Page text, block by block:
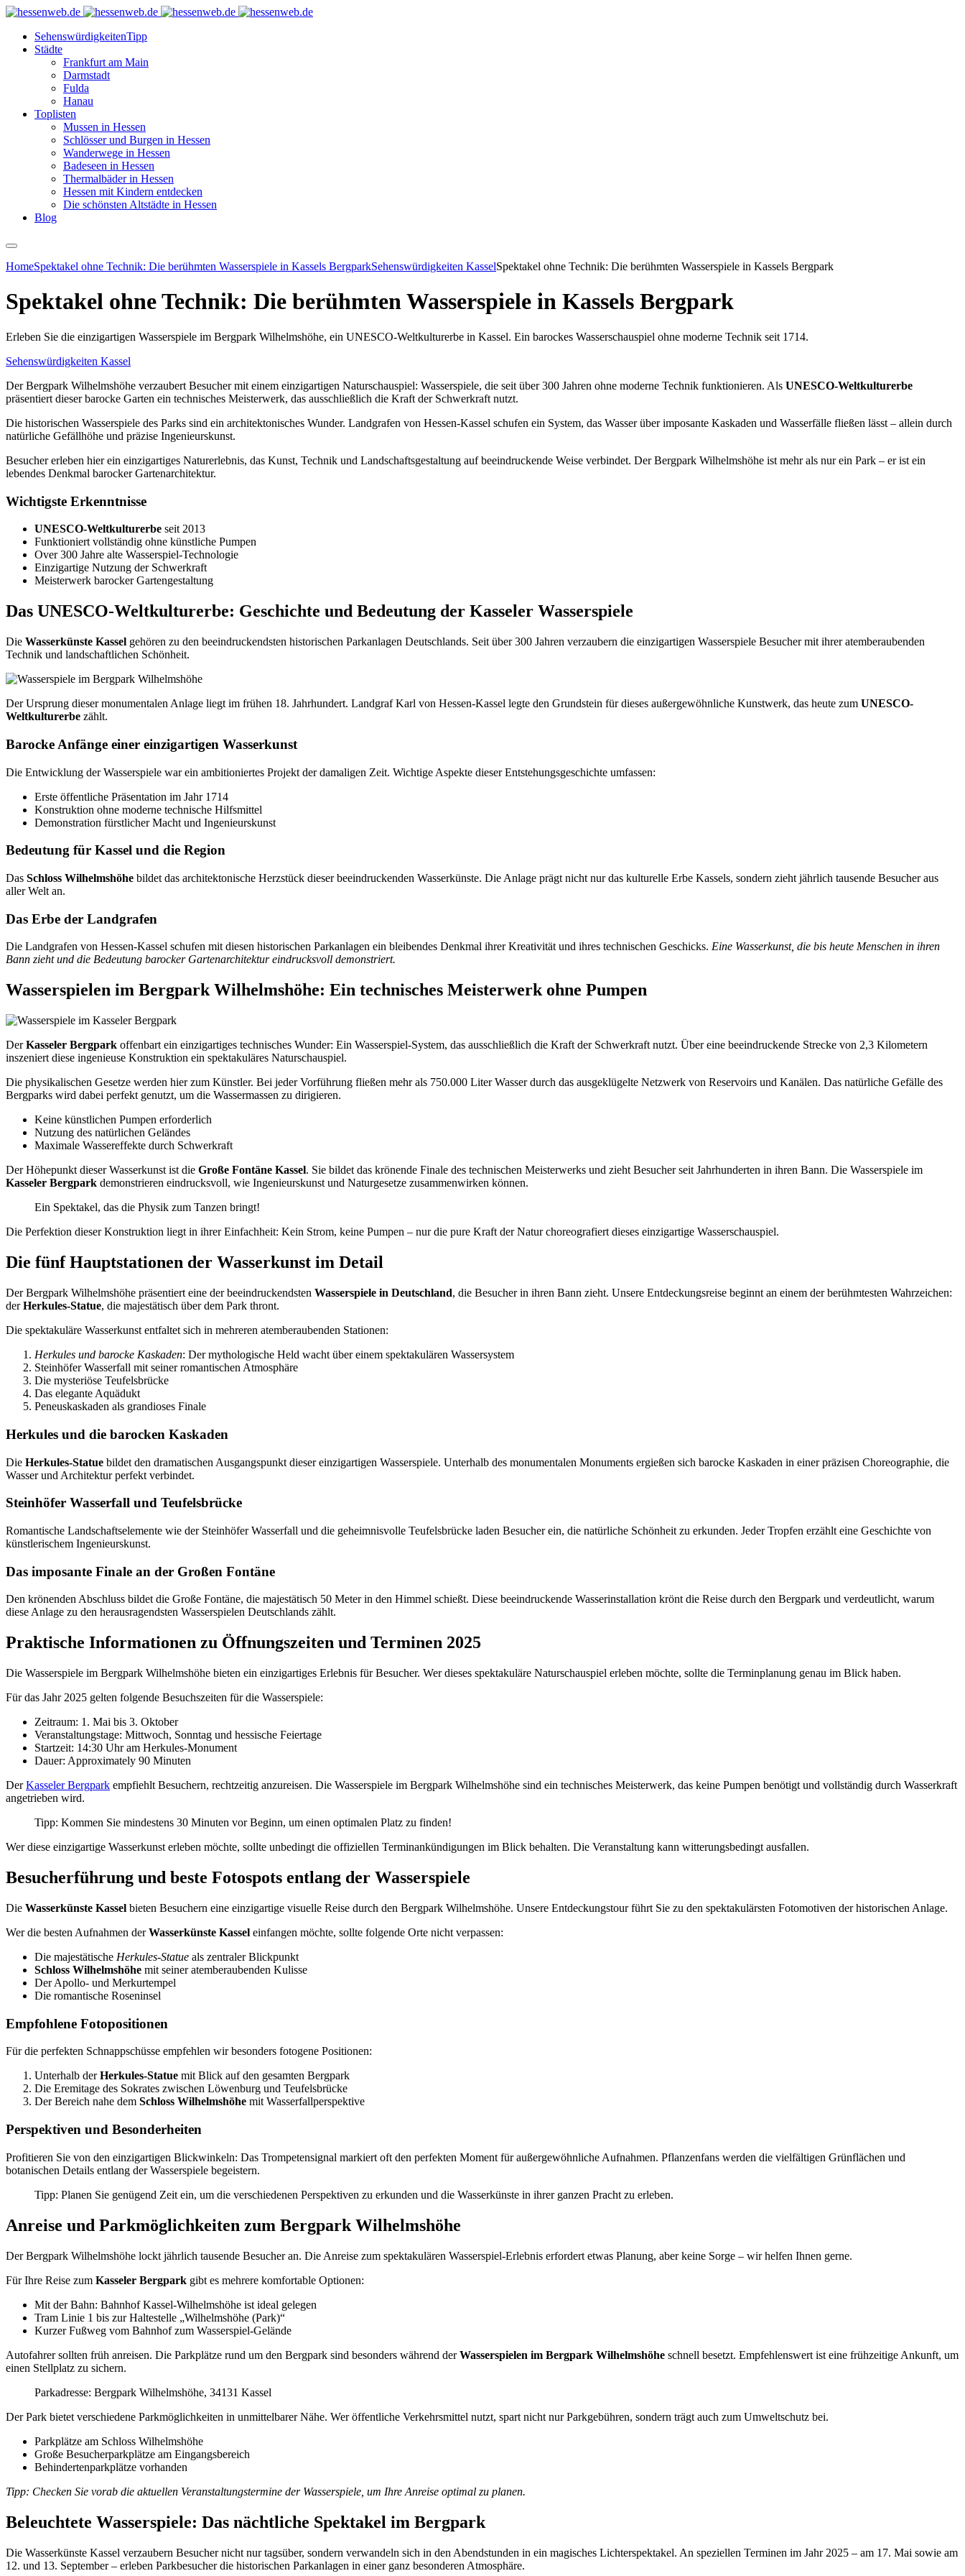
SehenswürdigkeitenTipp
Städte
Frankfurt am Main
Darmstadt
Fulda
Hanau
Toplisten
Mussen in Hessen
Schlösser und Burgen in Hessen
Wanderwege in Hessen
Badeseen in Hessen
Thermalbäder in Hessen
Hessen mit Kindern entdecken
Die schönsten Altstädte in Hessen
Blog
HomeSpektakel ohne Technik: Die berühmten Wasserspiele in Kassels BergparkSehenswürdigkeiten KasselSpektakel ohne Technik: Die berühmten Wasserspiele in Kassels Bergpark
Spektakel ohne Technik: Die berühmten Wasserspiele in Kassels Bergpark
Erleben Sie die einzigartigen Wasserspiele im Bergpark Wilhelmshöhe, ein UNESCO-Weltkulturerbe in Kassel. Ein barockes Wasserschauspiel ohne moderne Technik seit 1714.
Sehenswürdigkeiten Kassel
Der Bergpark Wilhelmshöhe verzaubert Besucher mit einem einzigartigen Naturschauspiel: Wasserspiele, die seit über 300 Jahren ohne moderne Technik funktionieren. Als UNESCO-Weltkulturerbe
präsentiert dieser barocke Garten ein technisches Meisterwerk, das ausschließlich die Kraft der Schwerkraft nutzt.
Die historischen Wasserspiele des Parks sind ein architektonisches Wunder. Landgrafen von Hessen-Kassel schufen ein System, das Wasser über imposante Kaskaden und Wasserfälle fließen lässt – allein durch
natürliche Gefällhöhe und präzise Ingenieurskunst.
Besucher erleben hier ein einzigartiges Naturerlebnis, das Kunst, Technik und Landschaftsgestaltung auf beeindruckende Weise verbindet. Der Bergpark Wilhelmshöhe ist mehr als nur ein Park – er ist ein
lebendes Denkmal barocker Gartenarchitektur.
Wichtigste Erkenntnisse
UNESCO-Weltkulturerbe seit 2013
Funktioniert vollständig ohne künstliche Pumpen
Over 300 Jahre alte Wasserspiel-Technologie
Einzigartige Nutzung der Schwerkraft
Meisterwerk barocker Gartengestaltung
Das UNESCO-Weltkulturerbe: Geschichte und Bedeutung der Kasseler Wasserspiele
Die Wasserkünste Kassel gehören zu den beeindruckendsten historischen Parkanlagen Deutschlands. Seit über 300 Jahren verzaubern die einzigartigen Wasserspiele Besucher mit ihrer atemberaubenden
Technik und landschaftlichen Schönheit.
Der Ursprung dieser monumentalen Anlage liegt im frühen 18. Jahrhundert. Landgraf Karl von Hessen-Kassel legte den Grundstein für dieses außergewöhnliche Kunstwerk, das heute zum UNESCO-
Weltkulturerbe zählt.
Barocke Anfänge einer einzigartigen Wasserkunst
Die Entwicklung der Wasserspiele war ein ambitioniertes Projekt der damaligen Zeit. Wichtige Aspekte dieser Entstehungsgeschichte umfassen:
Erste öffentliche Präsentation im Jahr 1714
Konstruktion ohne moderne technische Hilfsmittel
Demonstration fürstlicher Macht und Ingenieurskunst
Bedeutung für Kassel und die Region
Das Schloss Wilhelmshöhe bildet das architektonische Herzstück dieser beeindruckenden Wasserkünste. Die Anlage prägt nicht nur das kulturelle Erbe Kassels, sondern zieht jährlich tausende Besucher aus
aller Welt an.
Das Erbe der Landgrafen
Die Landgrafen von Hessen-Kassel schufen mit diesen historischen Parkanlagen ein bleibendes Denkmal ihrer Kreativität und ihres technischen Geschicks. Eine Wasserkunst, die bis heute Menschen in ihren
Bann zieht und die Bedeutung barocker Gartenarchitektur eindrucksvoll demonstriert.
Wasserspielen im Bergpark Wilhelmshöhe: Ein technisches Meisterwerk ohne Pumpen
DerKasseler Bergpark offenbart ein einzigartiges technisches Wunder: Ein Wasserspiel-System, das ausschließlich die Kraft der Schwerkraft nutzt. Über eine beeindruckende Strecke von 2,3 Kilometern
inszeniert diese ingenieuse Konstruktion ein spektakuläres Naturschauspiel.
Die physikalischen Gesetze werden hier zum Künstler. Bei jeder Vorführung fließen mehr als 750.000 Liter Wasser durch das ausgeklügelte Netzwerk von Reservoirs und Kanälen. Das natürliche Gefälle des
Bergparks wird dabei perfekt genutzt, um die Wassermassen zu dirigieren.
Keine künstlichen Pumpen erforderlich
Nutzung des natürlichen Geländes
Maximale Wassereffekte durch Schwerkraft
Der Höhepunkt dieser Wasserkunst ist die Große Fontäne Kassel. Sie bildet das krönende Finale des technischen Meisterwerks und zieht Besucher seit Jahrhunderten in ihren Bann. Die Wasserspiele im
Kasseler Bergpark demonstrieren eindrucksvoll, wie Ingenieurskunst und Naturgesetze zusammenwirken können.
Ein Spektakel, das die Physik zum Tanzen bringt!
Die Perfektion dieser Konstruktion liegt in ihrer Einfachheit: Kein Strom, keine Pumpen – nur die pure Kraft der Natur choreografiert dieses einzigartige Wasserschauspiel.
Die fünf Hauptstationen der Wasserkunst im Detail
Der Bergpark Wilhelmshöhe präsentiert eine der beeindruckendsten Wasserspiele in Deutschland, die Besucher in ihren Bann zieht. Unsere Entdeckungsreise beginnt an einem der berühmtesten Wahrzeichen:
derHerkules-Statue, die majestätisch über dem Park thront.
Die spektakuläre Wasserkunst entfaltet sich in mehreren atemberaubenden Stationen:
Herkules und barocke Kaskaden: Der mythologische Held wacht über einem spektakulären Wassersystem
Steinhöfer Wasserfall mit seiner romantischen Atmosphäre
Die mysteriöse Teufelsbrücke
Das elegante Aquädukt
Peneuskaskaden als grandioses Finale
Herkules und die barocken Kaskaden
Die Herkules-Statue bildet den dramatischen Ausgangspunkt dieser einzigartigen Wasserspiele. Unterhalb des monumentalen Monuments ergießen sich barocke Kaskaden in einer präzisen Choreographie, die
Wasser und Architektur perfekt verbindet.
Steinhöfer Wasserfall und Teufelsbrücke
Romantische Landschaftselemente wie der Steinhöfer Wasserfall und die geheimnisvolle Teufelsbrücke laden Besucher ein, die natürliche Schönheit zu erkunden. Jeder Tropfen erzählt eine Geschichte von
künstlerischem Ingenieurskunst.
Das imposante Finale an der Großen Fontäne
Den krönenden Abschluss bildet die Große Fontäne, die majestätisch 50 Meter in den Himmel schießt. Diese beeindruckende Wasserinstallation krönt die Reise durch den Bergpark und verdeutlicht, warum
diese Anlage zu den herausragendsten Wasserspielen Deutschlands zählt.
Praktische Informationen zu Öffnungszeiten und Terminen 2025
Die Wasserspiele im Bergpark Wilhelmshöhe bieten ein einzigartiges Erlebnis für Besucher. Wer dieses spektakuläre Naturschauspiel erleben möchte, sollte die Terminplanung genau im Blick haben.
Für das Jahr 2025 gelten folgende Besuchszeiten für die Wasserspiele:
Zeitraum: 1. Mai bis 3. Oktober
Veranstaltungstage: Mittwoch, Sonntag und hessische Feiertage
Startzeit: 14:30 Uhr am Herkules-Monument
Dauer: Approximately 90 Minuten
DerKasseler Bergpark empfiehlt Besuchern, rechtzeitig anzureisen. Die Wasserspiele im Bergpark Wilhelmshöhe sind ein technisches Meisterwerk, das keine Pumpen benötigt und vollständig durch Wasserkraft
angetrieben wird.
Tipp: Kommen Sie mindestens 30 Minuten vor Beginn, um einen optimalen Platz zu finden!
Wer diese einzigartige Wasserkunst erleben möchte, sollte unbedingt die offiziellen Terminankündigungen im Blick behalten. Die Veranstaltung kann witterungsbedingt ausfallen.
Besucherführung und beste Fotospots entlang der Wasserspiele
Die Wasserkünste Kassel bieten Besuchern eine einzigartige visuelle Reise durch den Bergpark Wilhelmshöhe. Unsere Entdeckungstour führt Sie zu den spektakulärsten Fotomotiven der historischen Anlage.
Wer die besten Aufnahmen derWasserkünste Kassel einfangen möchte, sollte folgende Orte nicht verpassen:
Die majestätische Herkules-Statue als zentraler Blickpunkt
Schloss Wilhelmshöhe mit seiner atemberaubenden Kulisse
Der Apollo- und Merkurtempel
Die romantische Roseninsel
Empfohlene Fotopositionen
Für die perfekten Schnappschüsse empfehlen wir besonders fotogene Positionen:
Unterhalb derHerkules-Statue mit Blick auf den gesamten Bergpark
Die Eremitage des Sokrates zwischen Löwenburg und Teufelsbrücke
Der Bereich nahe dem Schloss Wilhelmshöhe mit Wasserfallperspektive
Perspektiven und Besonderheiten
Profitieren Sie von den einzigartigen Blickwinkeln: Das Trompetensignal markiert oft den perfekten Moment für außergewöhnliche Aufnahmen. Pflanzenfans werden die vielfältigen Grünflächen und
botanischen Details entlang der Wasserspiele begeistern.
Tipp: Planen Sie genügend Zeit ein, um die verschiedenen Perspektiven zu erkunden und die Wasserkünste in ihrer ganzen Pracht zu erleben.
Anreise und Parkmöglichkeiten zum Bergpark Wilhelmshöhe
Der Bergpark Wilhelmshöhe lockt jährlich tausende Besucher an. Die Anreise zum spektakulären Wasserspiel-Erlebnis erfordert etwas Planung, aber keine Sorge – wir helfen Ihnen gerne.
Für Ihre Reise zum Kasseler Bergpark gibt es mehrere komfortable Optionen:
Mit der Bahn: Bahnhof Kassel-Wilhelmshöhe ist ideal gelegen
Tram Linie 1 bis zur Haltestelle „Wilhelmshöhe (Park)“
Kurzer Fußweg vom Bahnhof zum Wasserspiel-Gelände
Autofahrer sollten früh anreisen. Die Parkplätze rund um den Bergpark sind besonders während derWasserspielen im Bergpark Wilhelmshöhe schnell besetzt. Empfehlenswert ist eine frühzeitige Ankunft, um
einen Stellplatz zu sichern.
Parkadresse: Bergpark Wilhelmshöhe, 34131 Kassel
Der Park bietet verschiedene Parkmöglichkeiten in unmittelbarer Nähe. Wer öffentliche Verkehrsmittel nutzt, spart nicht nur Parkgebühren, sondern trägt auch zum Umweltschutz bei.
Parkplätze am Schloss Wilhelmshöhe
Große Besucherparkplätze am Eingangsbereich
Behindertenparkplätze vorhanden
Tipp: Checken Sie vorab die aktuellen Veranstaltungstermine der Wasserspiele, um Ihre Anreise optimal zu planen.
Beleuchtete Wasserspiele: Das nächtliche Spektakel im Bergpark
Die Wasserkünste Kassel verzaubern Besucher nicht nur tagsüber, sondern verwandeln sich in den Abendstunden in ein magisches Lichterspektakel. An speziellen Terminen im Jahr 2025 – am 17. Mai sowie am
12. und 13. September – erleben Parkbesucher die historischen Parkanlagen in einer ganz besonderen Atmosphäre.